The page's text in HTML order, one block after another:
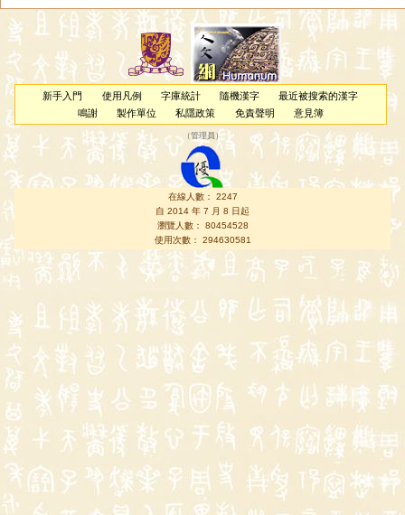
新手入門 使用凡例 字庫統計 隨機漢字
最近被搜索的漢字
鳴謝
製作單位 私隱政策 免責聲明 意見簿
（管理員 ）
在線人數： 2247
自 2014 年 7 月 8 日起
瀏覽人數： 80454528
使用次數： 294630581